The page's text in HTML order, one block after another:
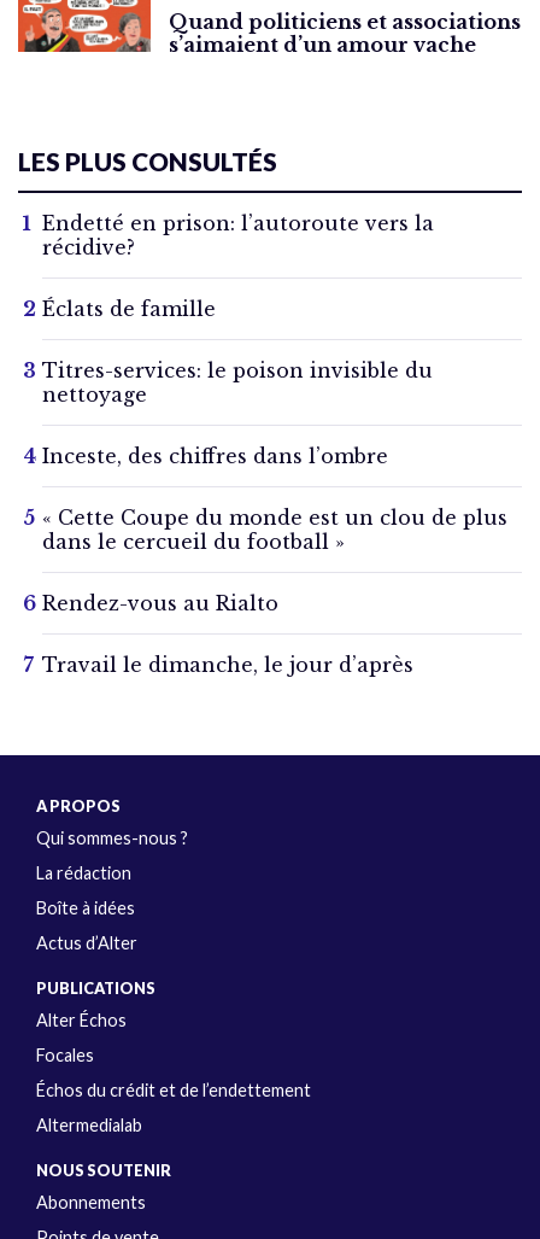
Quand politiciens et associations
s’aimaient d’un amour vache
LES PLUS CONSULTÉS
Endetté en prison: l’autoroute vers la
récidive?
Éclats de famille
Titres-services: le poison invisible du
nettoyage
Inceste, des chiffres dans l’ombre
« Cette Coupe du monde est un clou de plus
dans le cercueil du football »
Rendez-vous au Rialto
Travail le dimanche, le jour d’après
A PROPOS
Qui sommes-nous ?
La rédaction
Boîte à idées
Actus d’Alter
PUBLICATIONS
Alter Échos
Focales
Échos du crédit et de l’endettement
Altermedialab
NOUS SOUTENIR
Abonnements